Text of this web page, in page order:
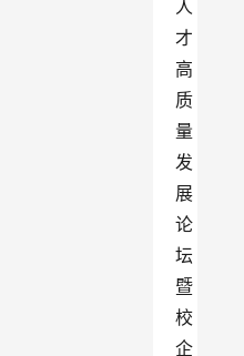
人
才
高
质
量
发
展
论
坛
暨
校
企